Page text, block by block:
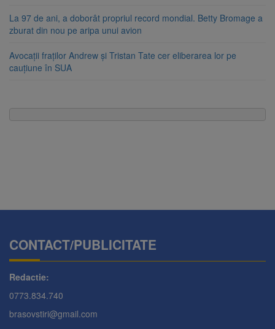
La 97 de ani, a doborât propriul record mondial. Betty Bromage a
zburat din nou pe aripa unui avion
Avocații fraților Andrew și Tristan Tate cer eliberarea lor pe
cauțiune în SUA
CONTACT/PUBLICITATE
Redactie:
0773.834.740
brasovstiri@gmail.com